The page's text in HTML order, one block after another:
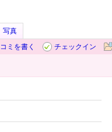
写真
ミを書く
チェックイン